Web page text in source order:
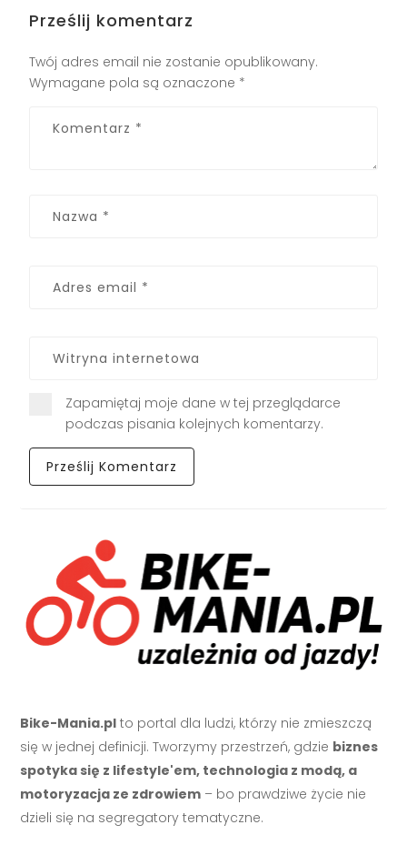
Prześlij komentarz
Twój adres email nie zostanie opublikowany.
Wymagane pola są oznaczone *
Zapamiętaj moje dane w tej przeglądarce
podczas pisania kolejnych komentarzy.
Bike-Mania.pl to portal dla ludzi, którzy nie zmieszczą
się w jednej definicji. Tworzymy przestrzeń, gdzie biznes
spotyka się z lifestyle'em, technologia z modą, a
motoryzacja ze zdrowiem – bo prawdziwe życie nie
dzieli się na segregatory tematyczne.